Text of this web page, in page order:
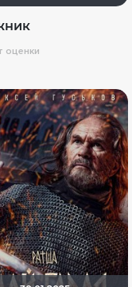
оценки